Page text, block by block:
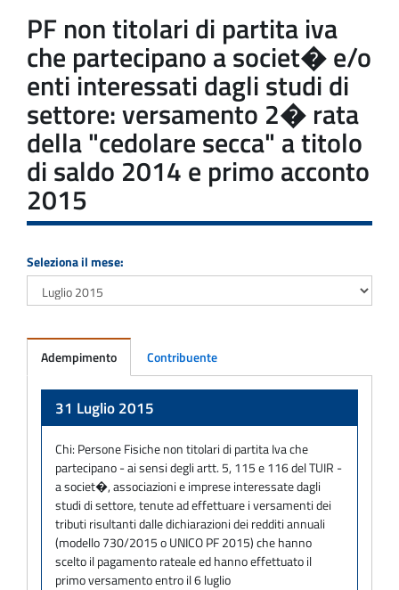
PF non titolari di partita iva
che partecipano a societ� e/o
enti interessati dagli studi di
settore: versamento 2� rata
della "cedolare secca" a titolo
di saldo 2014 e primo acconto
2015
Seleziona il mese:
Adempimento Contribuente
31 Luglio 2015
Chi: Persone Fisiche non titolari di partita Iva che
partecipano - ai sensi degli artt. 5, 115 e 116 del TUIR -
a societ�, associazioni e imprese interessate dagli
studi di settore, tenute ad effettuare i versamenti dei
tributi risultanti dalle dichiarazioni dei redditi annuali
(modello 730/2015 o UNICO PF 2015) che hanno
scelto il pagamento rateale ed hanno effettuato il
primo versamento entro il 6 luglio